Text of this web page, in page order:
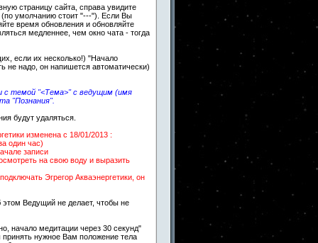
страницу сайта, справа увидите
(по умолчанию стоит "---"). Если Вы
время обновления и обновляйте
медленнее, чем окно чата - тогда
если их несколько!) "Начало
не надо, он напишется автоматически)
с темой "<Тема>" с ведущим (имя
"Познания".
будут удаляться.
изменена c 18/01/2013 :
один час)
записи
на свою воду и выразить
Эгрегор Акваэнергетики, он
Ведущий не делает, чтобы не
начало медитации через 30 секунд"
нужное Вам положение тела